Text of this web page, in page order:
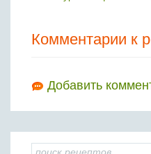
Комментарии к
Добавить